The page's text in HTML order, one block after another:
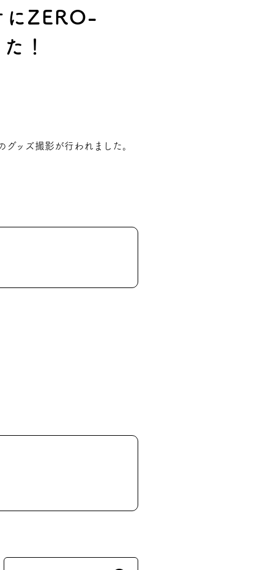
にZERO-
！
ッズ撮影が行われました。